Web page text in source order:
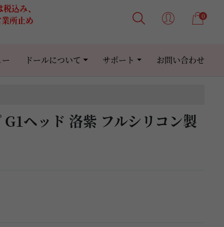
込み、
所止め
0
ドールについて サポート お問い合わせ
ヘッド 洛紫 フルシリコン製